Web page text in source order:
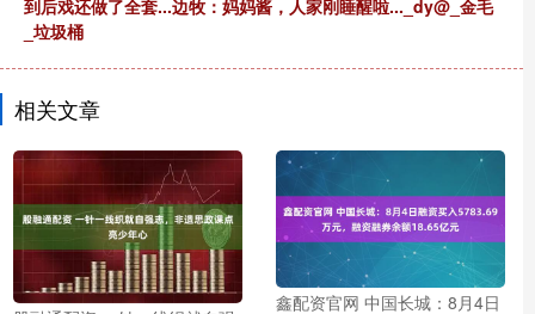
到后戏还做了全套...边牧：妈妈酱，人家刚睡醒啦..._dy@_金毛
_垃圾桶
相关文章
鑫配资官网 中国长城：8月4日